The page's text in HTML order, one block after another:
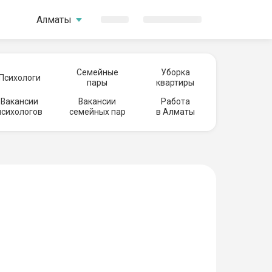
Алматы
Семейные
пары
Уборка
квартиры
Вакансии
Вакансии
семейных пар
Работа
в Алматы